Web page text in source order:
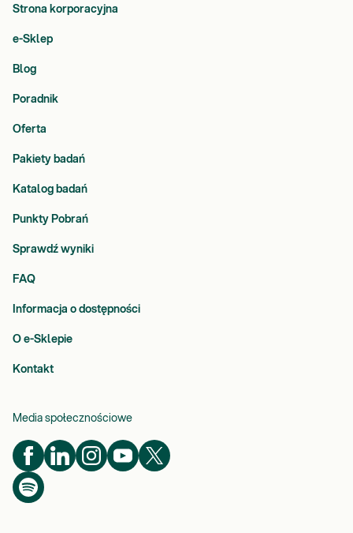
Strona korporacyjna
e-Sklep
Blog
Poradnik
Oferta
Pakiety badań
Katalog badań
Punkty Pobrań
Sprawdź wyniki
FAQ
Informacja o dostępności
O e-Sklepie
Kontakt
Media społecznościowe